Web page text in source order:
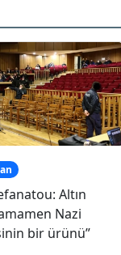
Altın
Nazi
bir ürünü”